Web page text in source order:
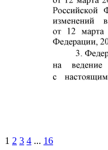
1 2 3 4 ... 16